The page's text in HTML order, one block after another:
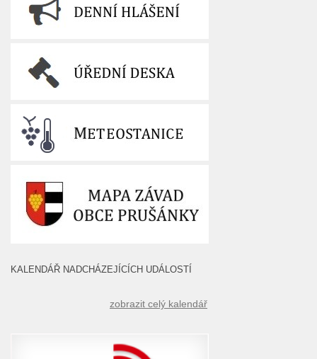
KALENDÁŘ NADCHÁZEJÍCÍCH UDÁLOSTÍ
zobrazit celý kalendář